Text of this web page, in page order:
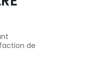
de